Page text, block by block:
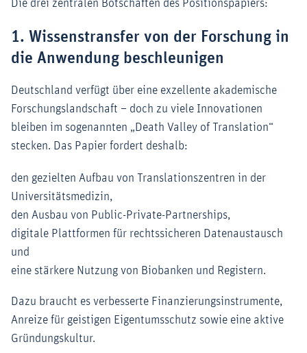
Die drei zentralen Botschaften des Positionspapiers:
1. Wissenstransfer von der Forschung in
die Anwendung beschleunigen
Deutschland verfügt über eine exzellente akademische
Forschungslandschaft – doch zu viele Innovationen
bleiben im sogenannten „Death Valley of Translation“
stecken. Das Papier fordert deshalb:
den gezielten Aufbau von Translationszentren in der
Universitätsmedizin,
den Ausbau von Public-Private-Partnerships,
digitale Plattformen für rechtssicheren Datenaustausch
und
eine stärkere Nutzung von Biobanken und Registern.
Dazu braucht es verbesserte Finanzierungsinstrumente,
Anreize für geistigen Eigentumsschutz sowie eine aktive
Gründungskultur.